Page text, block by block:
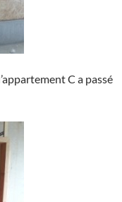
C a passé